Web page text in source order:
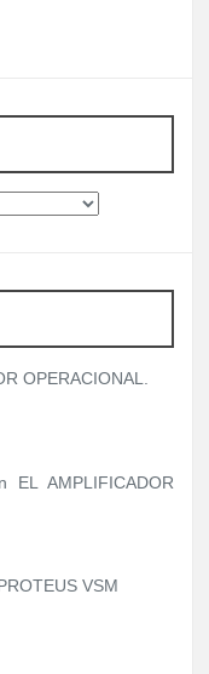
OPERACIONAL.
EL AMPLIFICADOR
VSM